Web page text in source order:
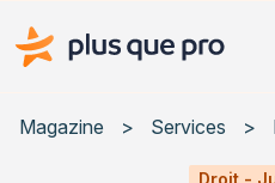
Plus que pro Mag'
Magazine > Services >
Droit -